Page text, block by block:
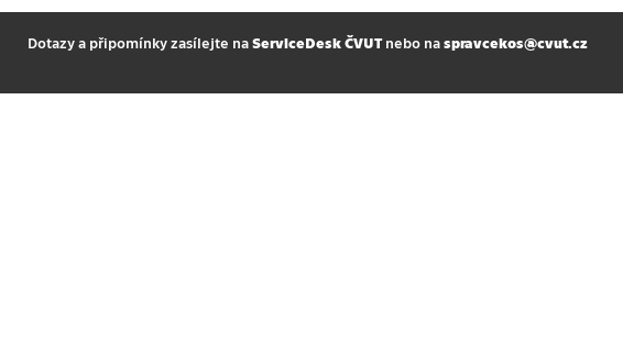
Dotazy a připomínky zasílejte naServiceDesk ČVUTnebo naspravcekos@cvut.cz